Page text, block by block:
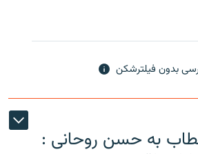
بدون فیلترشکن
به حسن روحانی :